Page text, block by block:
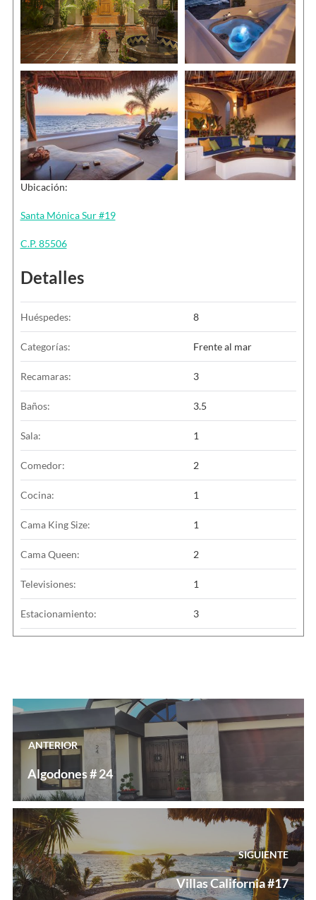
Ubicación:
Santa Mónica Sur #19
C.P. 85506
Detalles
Huéspedes: 8
Categorías: Frente al mar
Recamaras: 3
Baños: 3.5
Sala: 1
Comedor: 2
Cocina: 1
Cama King Size: 1
Cama Queen: 2
Televisiones: 1
Estacionamiento: 3
Navegación
de
entradas
ANTERIOR
Previous
Algodones # 24
SIGUIENTE
Next
post:
Villas California #17